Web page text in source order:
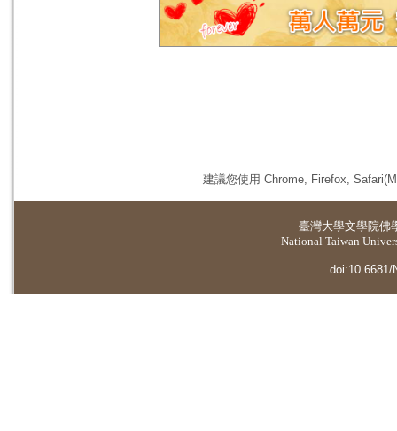
建議您使用 Chrome, Firefox,
臺灣大學文學院佛
National Taiwan
doi:10.6681/